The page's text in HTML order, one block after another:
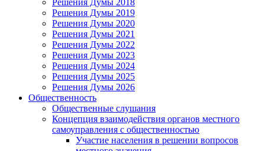
Решения Думы 2019
Решения Думы 2020
Решения Думы 2021
Решения Думы 2022
Решения Думы 2023
Решения Думы 2024
Решения Думы 2025
Решения Думы 2026
Общественность
Общественные слушания
Концепция взаимодействия органов местного
самоуправления с общественностью
Участие населения в решении вопросов